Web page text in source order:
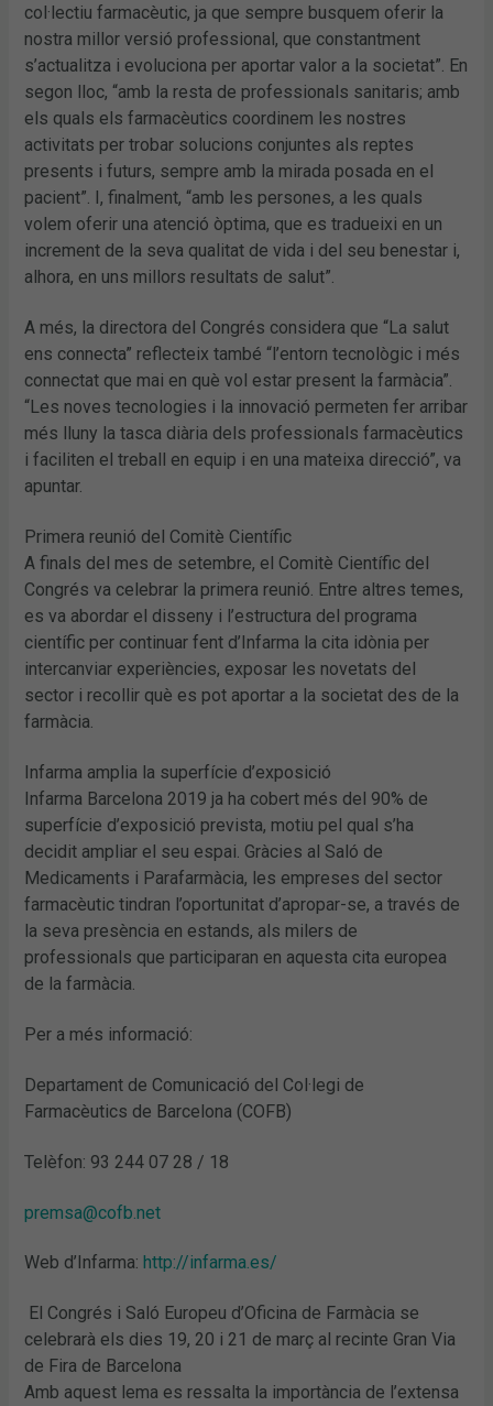
col·lectiu farmacèutic, ja que sempre busquem oferir la
nostra millor versió professional, que constantment
s’actualitza i evoluciona per aportar valor a la societat”. En
segon lloc, “amb la resta de professionals sanitaris; amb
els quals els farmacèutics coordinem les nostres
activitats per trobar solucions conjuntes als reptes
presents i futurs, sempre amb la mirada posada en el
pacient”. I, finalment, “amb les persones, a les quals
volem oferir una atenció òptima, que es tradueixi en un
increment de la seva qualitat de vida i del seu benestar i,
alhora, en uns millors resultats de salut”.
A més, la directora del Congrés considera que “La salut
ens connecta” reflecteix també “l’entorn tecnològic i més
connectat que mai en què vol estar present la farmàcia”.
“Les noves tecnologies i la innovació permeten fer arribar
més lluny la tasca diària dels professionals farmacèutics
i faciliten el treball en equip i en una mateixa direcció”, va
apuntar.
Primera reunió del Comitè Científic
A finals del mes de setembre, el Comitè Científic del
Congrés va celebrar la primera reunió. Entre altres temes,
es va abordar el disseny i l’estructura del programa
científic per continuar fent d’Infarma la cita idònia per
intercanviar experiències, exposar les novetats del
sector i recollir què es pot aportar a la societat des de la
farmàcia.
Infarma amplia la superfície d’exposició
Infarma Barcelona 2019 ja ha cobert més del 90% de
superfície d’exposició prevista, motiu pel qual s’ha
decidit ampliar el seu espai. Gràcies al Saló de
Medicaments i Parafarmàcia, les empreses del sector
farmacèutic tindran l’oportunitat d’apropar-se, a través de
la seva presència en estands, als milers de
professionals que participaran en aquesta cita europea
de la farmàcia.
Per a més informació:
Departament de Comunicació del Col·legi de
Farmacèutics de Barcelona (COFB)
Telèfon: 93 244 07 28 / 18
premsa@cofb.net
Web d’Infarma: http://infarma.es/
El Congrés i Saló Europeu d’Oficina de Farmàcia se
celebrarà els dies 19, 20 i 21 de març al recinte Gran Via
de Fira de Barcelona
Amb aquest lema es ressalta la importància de l’extensa